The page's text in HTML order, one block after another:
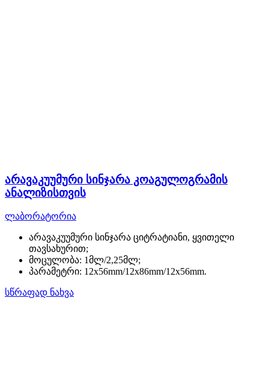
არავაკუუმური სინჯარა კოაგულოგრამის
ანალიზისთვის
ლაბორატორია
არავაკუუმური სინჯარა ციტრატიანი, ყვითელი
თავსახურით;
მოცულობა: 1მლ/2,25მლ;
პარამეტრი: 12x56mm/12x86mm/12x56mm.
სწრაფად ნახვა